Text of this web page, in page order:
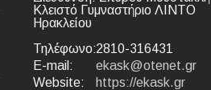
Κλειστό Γυμναστήριο ΛΙΝΤΟ
Ηρακλείου
Τηλέφωνο:2810-316431
E-mail:
ekask@otenet.gr
Website:
https://ekask.gr